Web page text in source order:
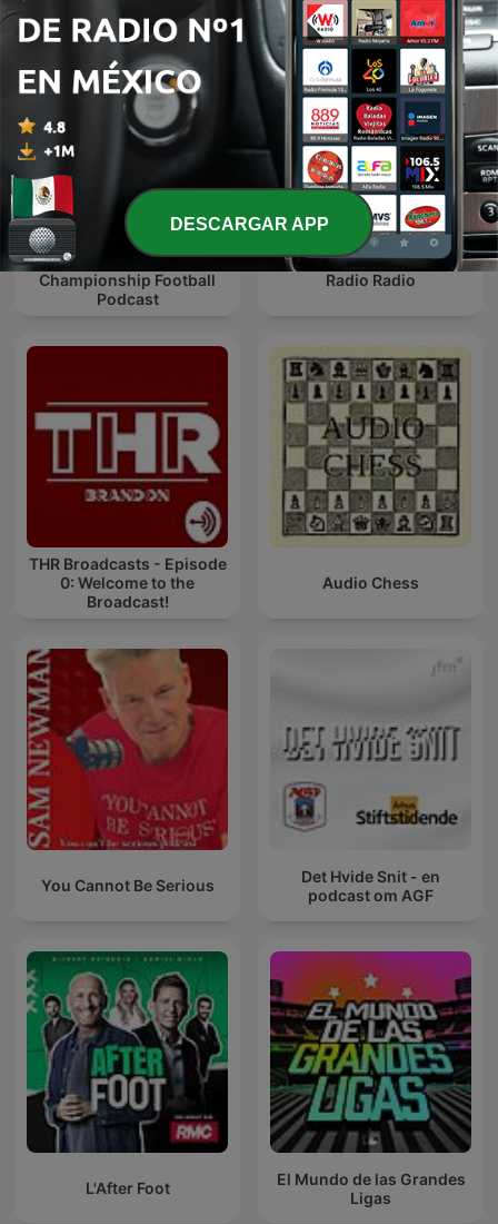
Second Tier - The
Championship Football
Podcast
Radio Radio
THR Broadcasts - Episode
0: Welcome to the
Broadcast!
Audio Chess
You Cannot Be Serious
Det Hvide Snit - en
podcast om AGF
L'After Foot
El Mundo de las Grandes
Ligas
DESCARGAR APP